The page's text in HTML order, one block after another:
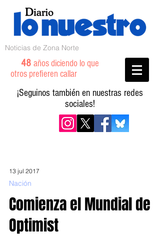
Noticias de Zona Norte
48 años diciendo lo que
otros prefieren callar
¡Seguinos también en nuestras redes
sociales!
13 jul 2017
Nación
Comienza el Mundial de
Optimist